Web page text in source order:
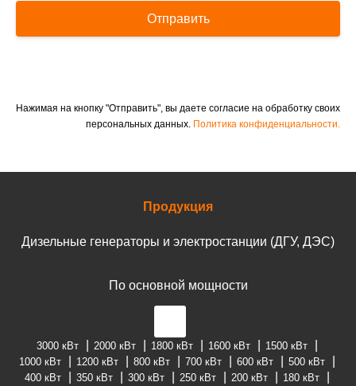
Отправить
Нажимая на кнопку "Отправить", вы даете согласие на обработку своих
персональных данных. Политика конфиденциальности.
Продукция
Дизельные генераторы и электростанции (ДГУ, ДЭС)
По основной мощности
3000 кВт 2000 кВт 1800 кВт 1600 кВт
1500 кВт
1000 кВт
1200 кВт 800 кВт 700 кВт 600 кВт
500 кВт
400 кВт
350 кВт 300 кВт 250 кВт 200 кВт
180 кВт